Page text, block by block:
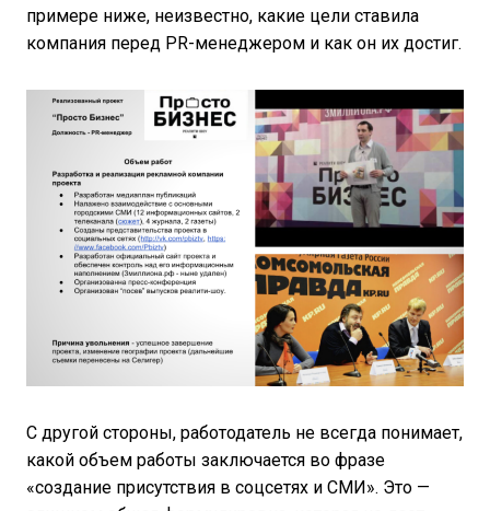
примере ниже, неизвестно, какие цели ставила
компания перед PR-менеджером и как он их достиг.
С другой стороны, работодатель не всегда понимает,
какой объем работы заключается во фразе
«создание присутствия в соцсетях и СМИ». Это —